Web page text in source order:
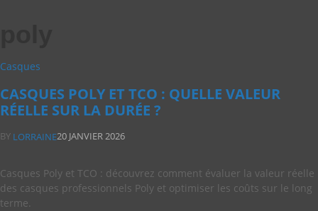
Casques
CASQUES POLY ET TCO : QUELLE VALEUR
RÉELLE SUR LA DURÉE ?
BY LORRAINE20 JANVIER 2026
Casques Poly et TCO : découvrez comment évaluer la valeur réelle
des casques professionnels Poly et optimiser les coûts sur le long
terme.